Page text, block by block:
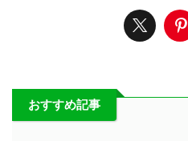
おすすめ記事